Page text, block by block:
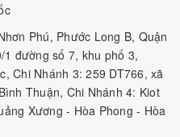
Phú, Phước Long B, Quận
đường số 7, khu phố 3,
Chi Nhánh 3: 259 DT766, xã
Thuận, Chi Nhánh 4: Kiot
Xương - Hòa Phong - Hòa